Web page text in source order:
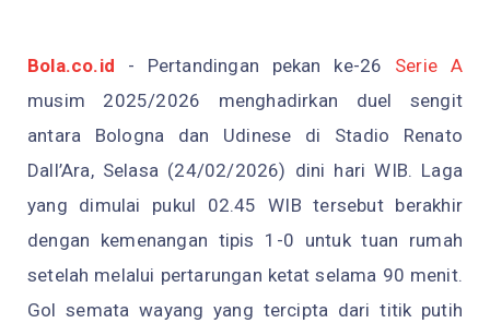
Bola.co.id - Pertandingan pekan ke-26 Serie A
musim 2025/2026 menghadirkan duel sengit
antara Bologna dan Udinese di Stadio Renato
Dall’Ara, Selasa (24/02/2026) dini hari WIB. Laga
yang dimulai pukul 02.45 WIB tersebut berakhir
dengan kemenangan tipis 1-0 untuk tuan rumah
setelah melalui pertarungan ketat selama 90 menit.
Gol semata wayang yang tercipta dari titik putih